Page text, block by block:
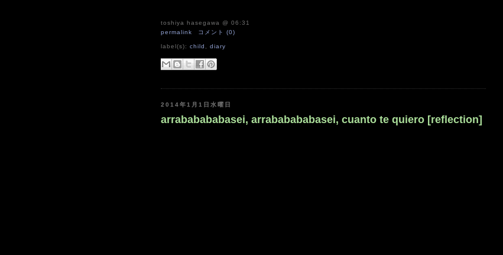
toshiya hasegawa @ 06:31
permalink
コメント (0)
label(s):child ,diary
2014年1月1日水曜日
arrababababasei, arrababababasei, cuanto te quiero [reflection]